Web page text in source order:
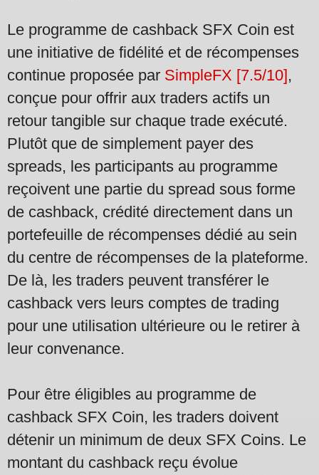
Le programme de cashback SFX Coin est
une initiative de fidélité et de récompenses
continue proposée par SimpleFX [7.5/10],
conçue pour offrir aux traders actifs un
retour tangible sur chaque trade exécuté.
Plutôt que de simplement payer des
spreads, les participants au programme
reçoivent une partie du spread sous forme
de cashback, crédité directement dans un
portefeuille de récompenses dédié au sein
du centre de récompenses de la plateforme.
De là, les traders peuvent transférer le
cashback vers leurs comptes de trading
pour une utilisation ultérieure ou le retirer à
leur convenance.
Pour être éligibles au programme de
cashback SFX Coin, les traders doivent
détenir un minimum de deux SFX Coins. Le
montant du cashback reçu évolue